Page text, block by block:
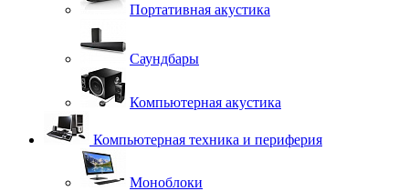
Портативная акустика
Саундбары
Компьютерная акустика
Компьютерная техника и периферия
Моноблоки